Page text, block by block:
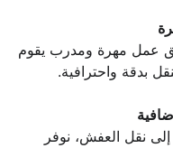
عمل مهرة ومدرب يقوم
بدقة واحترافية.
إلى نقل العفش، نوفر